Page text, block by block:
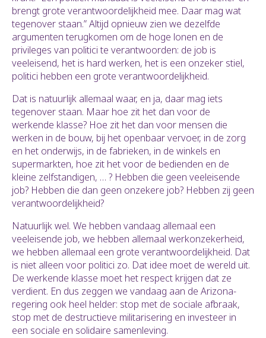
brengt grote verantwoordelijkheid mee. Daar mag wat
tegenover staan.” Altijd opnieuw zien we dezelfde
argumenten terugkomen om de hoge lonen en de
privileges van politici te verantwoorden: de job is
veeleisend, het is hard werken, het is een onzeker stiel,
politici hebben een grote verantwoordelijkheid.
Dat is natuurlijk allemaal waar, en ja, daar mag iets
tegenover staan. Maar hoe zit het dan voor de
werkende klasse? Hoe zit het dan voor mensen die
werken in de bouw, bij het openbaar vervoer, in de zorg
en het onderwijs, in de fabrieken, in de winkels en
supermarkten, hoe zit het voor de bedienden en de
kleine zelfstandigen, … ? Hebben die geen veeleisende
job? Hebben die dan geen onzekere job? Hebben zij geen
verantwoordelijkheid?
Natuurlijk wel. We hebben vandaag allemaal een
veeleisende job, we hebben allemaal werkonzekerheid,
we hebben allemaal een grote verantwoordelijkheid. Dat
is niet alleen voor politici zo. Dat idee moet de wereld uit.
De werkende klasse moet het respect krijgen dat ze
verdient. En dus zeggen we vandaag aan de Arizona-
regering ook heel helder: stop met de sociale afbraak,
stop met de destructieve militarisering en investeer in
een sociale en solidaire samenleving.